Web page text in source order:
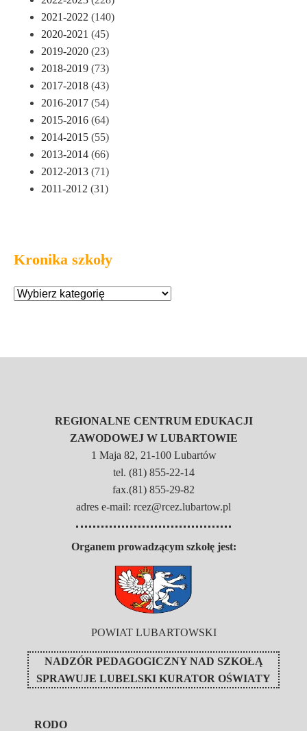
2021-2022 (140)
2020-2021 (45)
2019-2020 (23)
2018-2019 (73)
2017-2018 (43)
2016-2017 (54)
2015-2016 (64)
2014-2015 (55)
2013-2014 (66)
2012-2013 (71)
2011-2012 (31)
Kronika szkoły
REGIONALNE CENTRUM EDUKACJI
ZAWODOWEJ W LUBARTOWIE
1 Maja 82, 21-100 Lubartów
tel. (81) 855-22-14
fax.(81) 855-29-82
adres e-mail: rcez@rcez.lubartow.pl
Organem prowadzącym szkołę jest:
POWIAT LUBARTOWSKI
NADZÓR PEDAGOGICZNY NAD SZKOŁĄ
SPRAWUJE LUBELSKI KURATOR OŚWIATY
RODO